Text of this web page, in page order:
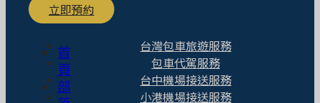
立即預約
首
頁
部
台灣包車旅遊服務
包車代駕服務
台中機場接送服務
小港機場接送服務